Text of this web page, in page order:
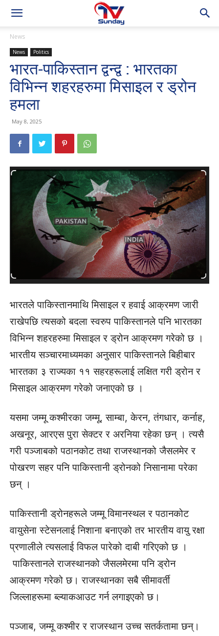
News
News Politics
भारत-पाकिस्तान द्वन्द्व : भारतका
विभिन्न शहरहरुमा मिसाइल र ड्रोन
हमला
May 8, 2025
भारतले पाकिस्तानमाथि मिसाइल र हवाई आक्रमण जारी
राखेपछि त्यसको बदला स्वरुप पाकिस्तानले पनि भारतका
विभिन्न शहरहरुमा मिसाइल र ड्रोन आक्रमण गरेको छ ।
भारतीय सञ्चारमाध्यमका अनुसार पाकिस्तानले बिहीबार
भारतका ३ राज्यका ११ सहरहरूलाई लक्षित गरी ड्रोन र
मिसाइल आक्रमण गरेको जनाएको छ ।
यसमा जम्मू कश्मीरका जम्मू, साम्बा, केरन, तंगधार, कर्नाह,
अखनूर, आरएस पुरा सेक्टर र अरनिया रहेका छन् । त्यसै
गरी पञ्जाबको पठानकोट तथा राजस्थानको जैसलमेर र
पोखरण सहर पनि पाकिस्तानी ड्रोनको निसानामा परेका
छन् ।
पाकिस्तानी ड्रोनहरूले जम्मू विमानस्थल र पठानकोट
वायुसेना स्टेसनलाई निशाना बनाएको तर भारतीय वायु रक्षा
प्रणालीले त्यसलाई विफल पारेको दाबी गरिएको छ ।
पाकिस्तानले राजस्थानको जैसलमेरमा पनि ड्रोन
आक्रमण गरेको छ। राजस्थानका सबै सीमावर्ती
जिल्लाहरूमा ब्ल्याकआउट गर्न लगाइएको छ।
पञ्जाब, जम्मू कश्मीर र राजस्थान उच्च सतर्कतामा छन्।